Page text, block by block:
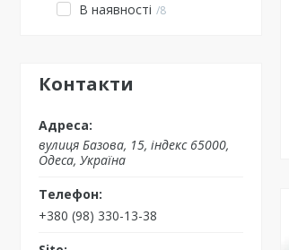
В наявності
8
Контакти
вулиця Базова, 15, індекс 65000,
Одеса, Україна
+380 (98) 330-13-38